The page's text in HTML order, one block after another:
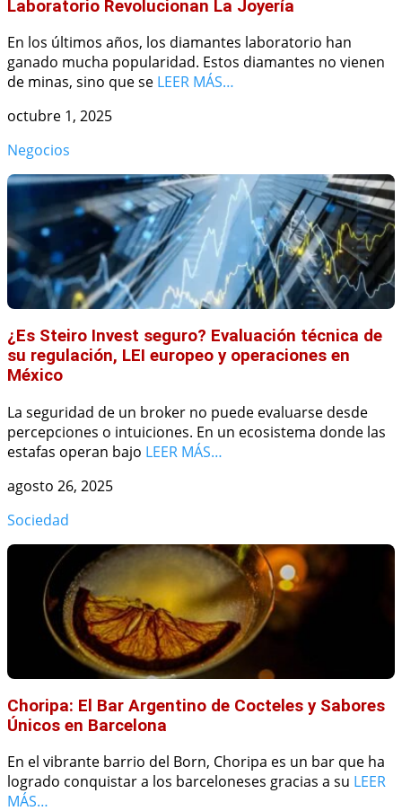
Laboratorio Revolucionan La Joyería
En los últimos años, los diamantes laboratorio han
ganado mucha popularidad. Estos diamantes no vienen
de minas, sino que se LEER MÁS…
octubre 1, 2025
Negocios
¿Es Steiro Invest seguro? Evaluación técnica de
su regulación, LEI europeo y operaciones en
México
La seguridad de un broker no puede evaluarse desde
percepciones o intuiciones. En un ecosistema donde las
estafas operan bajo LEER MÁS…
agosto 26, 2025
Sociedad
Choripa: El Bar Argentino de Cocteles y Sabores
Únicos en Barcelona
En el vibrante barrio del Born, Choripa es un bar que ha
logrado conquistar a los barceloneses gracias a su LEER
MÁS…